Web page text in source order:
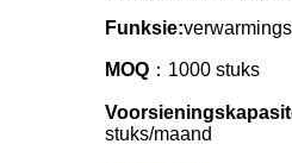
Funksie:
MOQ ：1000 stuks
stuks/maand